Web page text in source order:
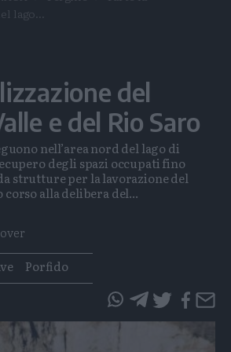
lago...
del
e del Rio Saro
nell’area nord del lago di
degli spazi occupati fino
strutture per la lavorazione del
corso alla delibera del...
Porfido
questoquesto